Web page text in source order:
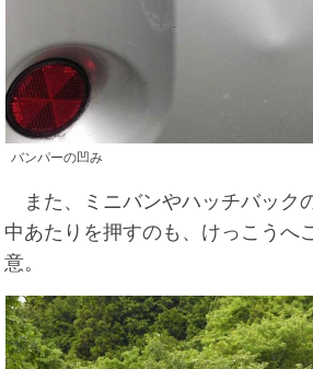
バンパーの凹み
また、ミニバンやハッチバック
中あたりを押すのも、けっこうへ
意。